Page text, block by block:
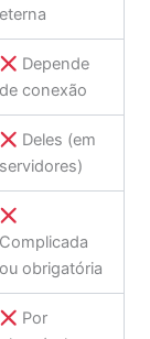
eterna
Depende
de conexão
Deles (em
servidores)
Complicada
ou obrigatória
Por